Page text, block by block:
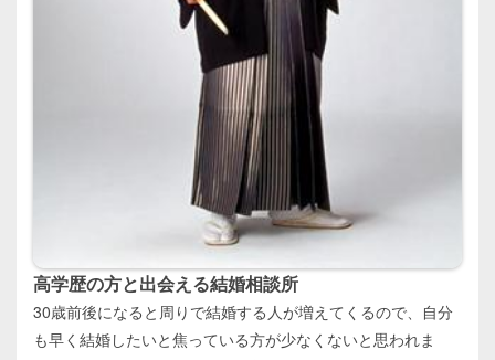
高学歴の方と出会える結婚相談所
30歳前後になると周りで結婚する人が増えてくるので、自分
も早く結婚したいと焦っている方が少なくないと思われま